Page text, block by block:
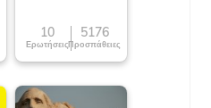
10
Ερωτήσεις
5176
Προσπάθειες